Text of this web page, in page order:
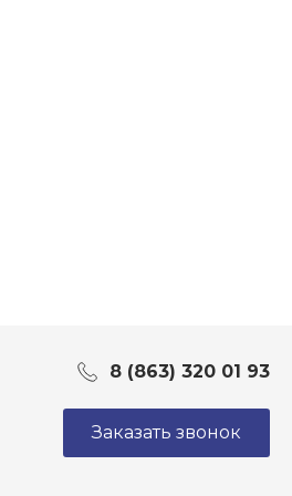
8 (863) 320 01 93
Заказать звонок